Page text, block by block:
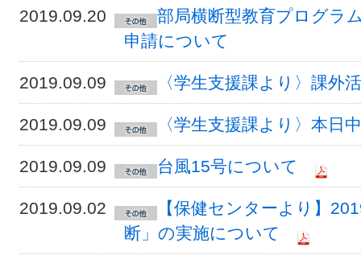
2019.09.20
部局横断型教育プログラ
申請について
2019.09.09 〈学生支援課より〉課外
2019.09.09 〈学生支援課より〉本日
2019.09.09 台風15号について
2019.09.02
【保健センターより】
断」の実施について